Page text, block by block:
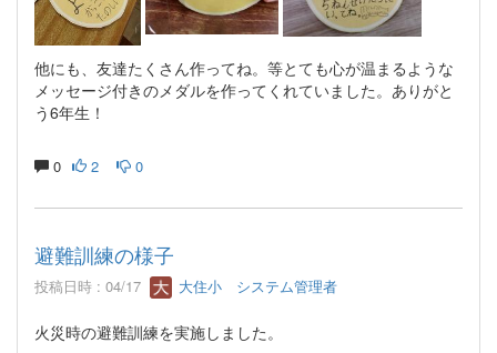
他にも、友達たくさん作ってね。等とても心が温まるような
メッセージ付きのメダルを作ってくれていました。ありがと
う6年生！
0 2 0
避難訓練の様子
投稿日時 : 04/17 大住小 システム管理者
火災時の避難訓練を実施しました。